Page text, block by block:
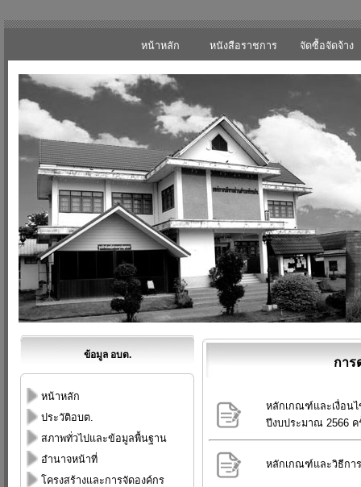
จัดซื้อจัดจ้าง
หนังสือราชการ
หน้าหลัก
ข้อมูล อบต.
หน้าหลัก
ประวัติอบต.
สภาพทั่วไปและข้อมูลพื้นฐาน
อำนาจหน้าที่
โครงสร้างและการจัดองค์กร
การ
หลักเกณฑ์และเงื่อนไ
ปีงบประมาณ 2566 ค
หลักเกณฑ์และวิธีกา